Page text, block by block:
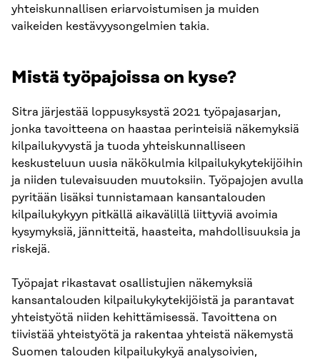
yhteiskunnallisen eriarvoistumisen ja muiden
vaikeiden kestävyysongelmien takia.
Mistä työpajoissa on kyse?
Sitra järjestää loppusyksystä 2021 työpajasarjan,
jonka tavoitteena on haastaa perinteisiä näkemyksiä
kilpailukyvystä ja tuoda yhteiskunnalliseen
keskusteluun uusia näkökulmia kilpailukykytekijöihin
ja niiden tulevaisuuden muutoksiin. Työpajojen avulla
pyritään lisäksi tunnistamaan kansantalouden
kilpailukykyyn pitkällä aikavälillä liittyviä avoimia
kysymyksiä, jännitteitä, haasteita, mahdollisuuksia ja
riskejä.
Työpajat rikastavat osallistujien näkemyksiä
kansantalouden kilpailukykytekijöistä ja parantavat
yhteistyötä niiden kehittämisessä. Tavoittena on
tiivistää yhteistyötä ja rakentaa yhteistä näkemystä
Suomen talouden kilpailukykyä analysoivien,